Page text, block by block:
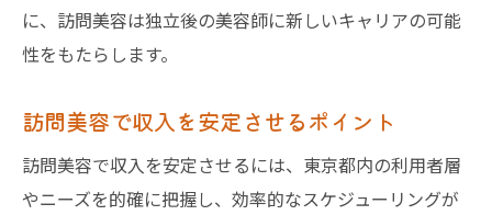
に、訪問美容は独立後の美容師に新しいキャリアの可能
性をもたらします。
訪問美容で収入を安定させるポイント
訪問美容で収入を安定させるには、東京都内の利用者層
やニーズを的確に把握し、効率的なスケジューリングが